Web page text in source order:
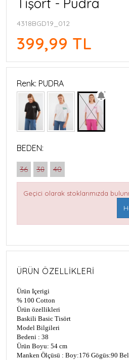
4318BGD19_012
399,99 TL
Renk: PUDRA
BEDEN:
36 38 40
Geçici olarak stoklarımızda
ÜRÜN ÖZELLIKLERI
Ürün Içerigi
% 100 Cotton
Ürün özellikleri
Baskili Basic Tisört
Model Bilgileri
Bedeni : 38
Ürün Boyu: 54 cm
Manken Ölçüsü : Boy:176 Gögüs:90